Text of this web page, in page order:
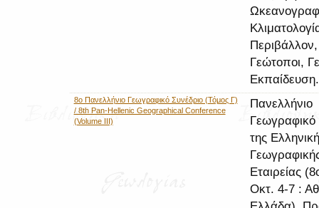
Περιβάλλον,
Γεώτοποι,
Εκπαίδευση.
8ο Πανελλήνιο Γεωγραφικό Συνέδριο (Τόμος Γ)
/ 8th Pan-Hellenic Geographical Conference
(Volume III)
Πανελλήνιο
Γεωγραφικό
της
Εταιρείας
Οκτ. 4-7 :